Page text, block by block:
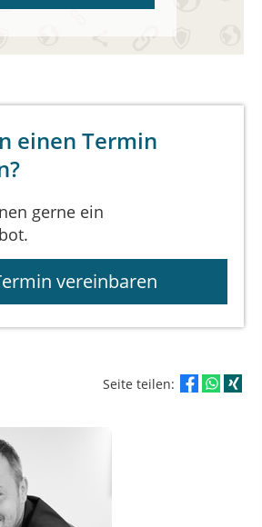
einen Termin
gerne ein
vereinbaren
Seite teilen: